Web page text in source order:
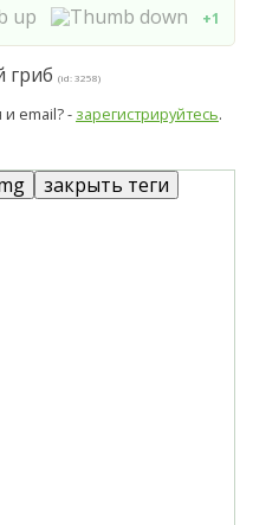
+1
гриб (id: 3258)
email? - зарегистрируйтесь.